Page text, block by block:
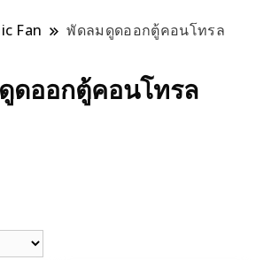
Fan
พัดลมดูดออกตู้คอนโทรล
ดออกตู้คอนโทรล